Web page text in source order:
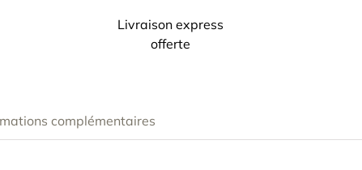
Livraison express
offerte
complémentaires